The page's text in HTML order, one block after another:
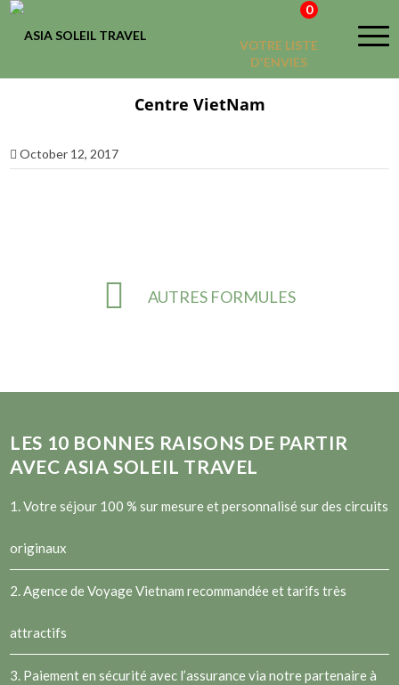
VOTRE LISTE
D'ENVIES
0
Centre VietNam
October 12, 2017
AUTRES FORMULES
LES 10 BONNES RAISONS DE PARTIR
AVEC ASIA SOLEIL TRAVEL
1. Votre séjour 100 % sur mesure et personnalisé sur des circuits
originaux
2.Agence de Voyage Vietnam recommandée et tarifs très
attractifs
3. Paiement en sécurité avec l’assurance via notre partenaire à